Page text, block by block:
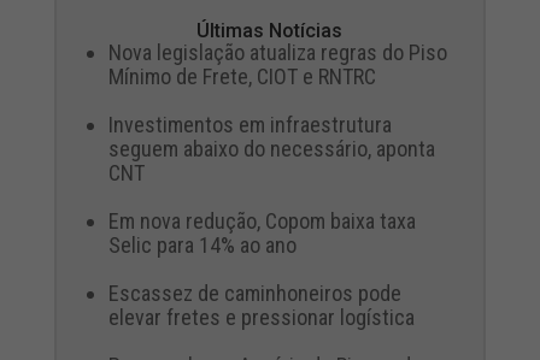
Últimas Notícias
Nova legislação atualiza regras do Piso
Mínimo de Frete, CIOT e RNTRC
Investimentos em infraestrutura
seguem abaixo do necessário, aponta
CNT
Em nova redução, Copom baixa taxa
Selic para 14% ao ano
Escassez de caminhoneiros pode
elevar fretes e pressionar logística